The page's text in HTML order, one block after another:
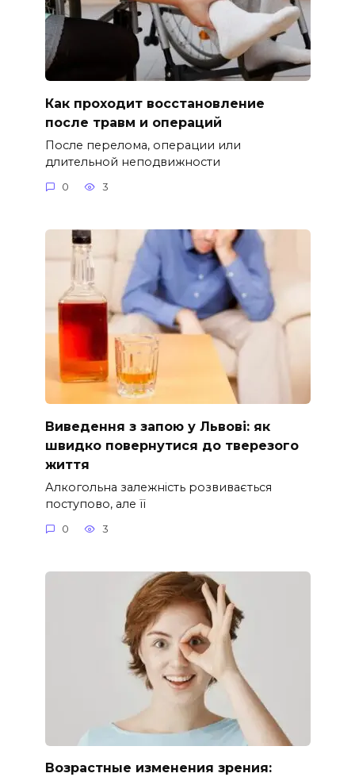
Как проходит восстановление
после травм и операций
После перелома, операции или
длительной неподвижности
0 3
Виведення з запою у Львові: як
швидко повернутися до тверезого
життя
Алкогольна залежність розвивається
поступово, але її
0 3
Возрастные изменения зрения: